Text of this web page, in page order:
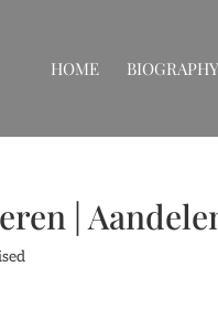
HOME BIOGRAPHY
|